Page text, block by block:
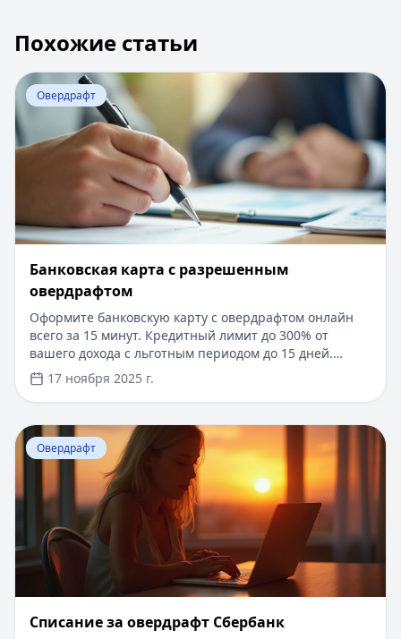
Похожие статьи
Перейти к статье: Банковская карта с разрешенным
Овердрафт
Банковская карта с разрешенным
овердрафтом
Оформите банковскую карту с овердрафтом онлайн
всего за 15 минут. Кредитный лимит до 300% от
вашего дохода с льготным периодом до 15 дней.
Мгновенное решение по заявке, без справок и
поручителей. Процентная ставка от 15% годовых, для
новых клиентов – специальные условия и бонусы при
оформлении.
17 ноября 2025 г.
Перейти к статье: Списание за овердрафт Сбербанк
Овердрафт
Списание за овердрафт Сбербанк